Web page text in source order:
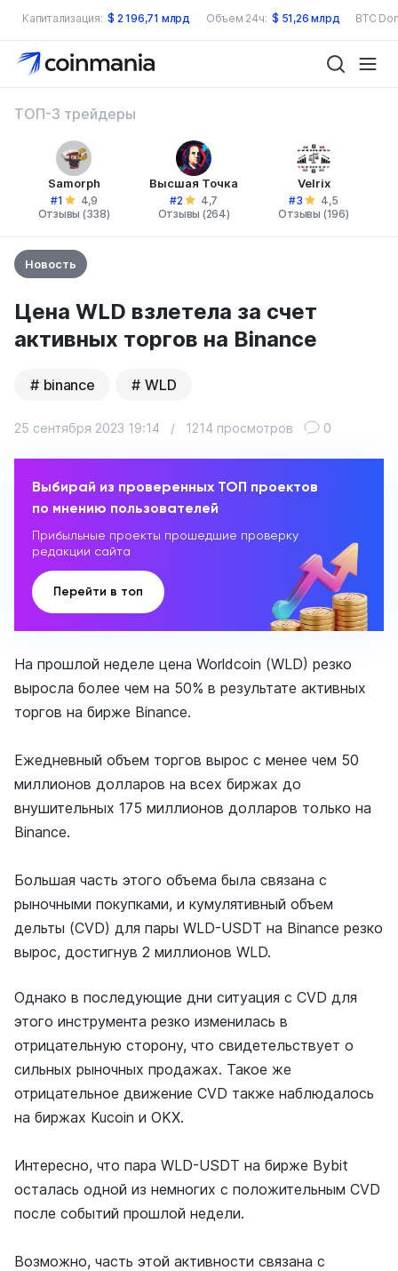
Капитализация: $ 2 196,71 млрд Объем 24ч: $ 51,26 млрд BTC
ТОП-3 трейдеры
Samorph
#1
4,9
Отзывы (338)
Высшая Точка
#2
4,7
Отзывы (264)
Velrix
#3
4,5
Отзывы (196)
Новость
Цена WLD взлетела за счет
активных торгов на Binance
binance WLD
25 сентября 2023 19:14 / 1214 просмотров 0
Выбирай из проверенных ТОП проектов
по мнению пользователей
Прибыльные проекты прошедшие проверку
редакции сайта
Перейти в топ
На прошлой неделе цена Worldcoin (WLD) резко
выросла более чем на 50% в результате активных
торгов на бирже Binance.
Ежедневный объем торгов вырос с менее чем 50
миллионов долларов на всех биржах до
внушительных 175 миллионов долларов только на
Binance.
Большая часть этого объема была связана с
рыночными покупками, и кумулятивный объем
дельты (CVD) для пары WLD-USDT на Binance резко
вырос, достигнув 2 миллионов WLD.
Однако в последующие дни ситуация с CVD для
этого инструмента резко изменилась в
отрицательную сторону, что свидетельствует о
сильных рыночных продажах. Такое же
отрицательное движение CVD также наблюдалось
на биржах Kucoin и OKX.
Интересно, что пара WLD-USDT на бирже Bybit
осталась одной из немногих с положительным CVD
после событий прошлой недели.
Возможно, часть этой активности связана с